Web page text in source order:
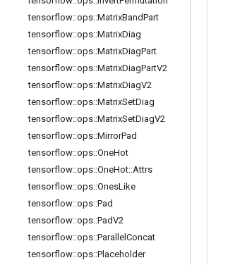
tensorflow::ops::MatrixBandPart
tensorflow::ops::MatrixDiag
tensorflow::ops::MatrixDiagPart
tensorflow::ops::MatrixDiagPartV2
tensorflow::ops::MatrixDiagV2
tensorflow::ops::MatrixSetDiag
tensorflow::ops::MatrixSetDiagV2
tensorflow::ops::MirrorPad
tensorflow::ops::OneHot
tensorflow::ops::OneHot::Attrs
tensorflow::ops::OnesLike
tensorflow::ops::Pad
tensorflow::ops::PadV2
tensorflow::ops::Parallel Concat
tensorflow::ops::Placeholder